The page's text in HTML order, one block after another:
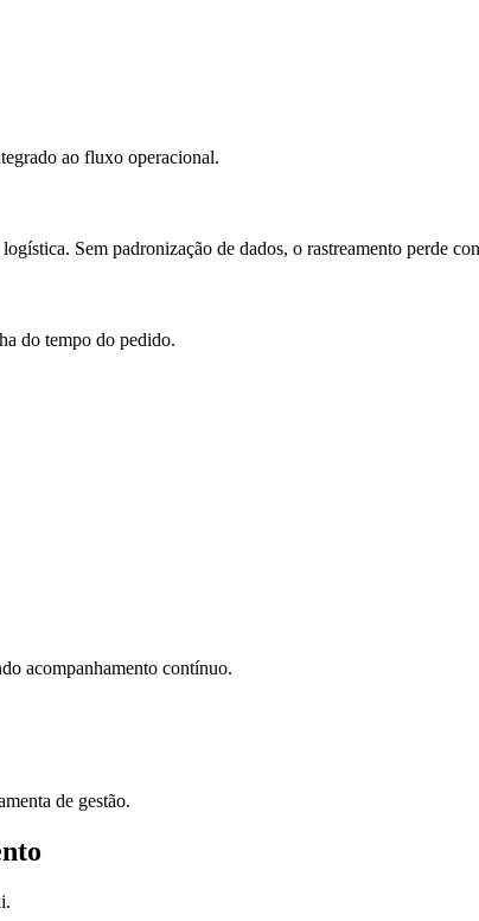
ao fluxo operacional.
Sem padronização de dados, o rastreamento perde
do tempo do pedido.
acompanhamento contínuo.
de gestão.